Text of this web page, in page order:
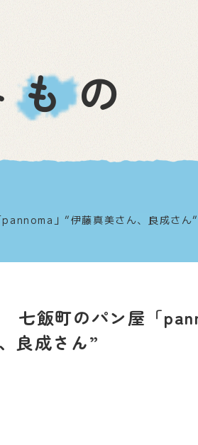
もの
」”伊藤真美さん、良成さん”
七飯町のパン屋「
良成さん”